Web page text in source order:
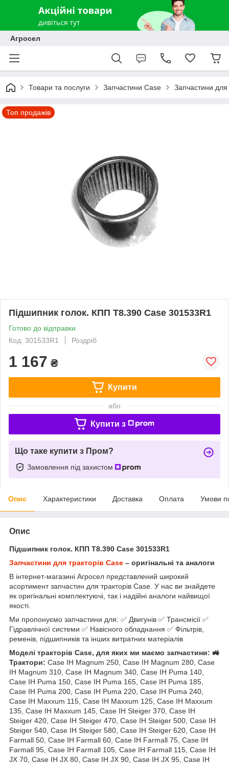
Агросел
Товари та послуги Запчастини Case Запчастини для
Топ продажів
Підшипник голок. КПП T8.390 Case 301533R1
Готово до відправки
Код: 301533R1
Роздріб
1 167 ₴
Купити
або
Купити з
Що таке купити з Пром?
Замовлення під захистом
Опис Характеристики Доставка Оплата Умови
Опис
Підшипник голок. КПП T8.390 Case 301533R1
Запчастини для тракторів Case – оригінальні та аналоги
В інтернет-магазині Агросел представлений широкий
асортимент запчастин для тракторів Case. У нас ви знайдете
як оригінальні комплектуючі, так і надійні аналоги найвищої
якості.
Ми пропонуємо запчастини для: ✅ Двигунів ✅ Трансмісії ✅
Гідравлічної системи ✅ Навісного обладнання ✅ Фільтрів,
ременів, підшипників та інших витратних матеріалів
Моделі тракторів Case, для яких ми маємо запчастини: 🚜
Трактори: Case IH Magnum 250, Case IH Magnum 280, Case
IH Magnum 310, Case IH Magnum 340, Case IH Puma 140,
Case IH Puma 150, Case IH Puma 165, Case IH Puma 185,
Case IH Puma 200, Case IH Puma 220, Case IH Puma 240,
Case IH Maxxum 115, Case IH Maxxum 125, Case IH Maxxum
135, Case IH Maxxum 145, Case IH Steiger 370, Case IH
Steiger 420, Case IH Steiger 470, Case IH Steiger 500, Case IH
Steiger 540, Case IH Steiger 580, Case IH Steiger 620, Case IH
Farmall 50, Case IH Farmall 60, Case IH Farmall 75, Case IH
Farmall 95, Case IH Farmall 105, Case IH Farmall 115, Case IH
JX 70, Case IH JX 80, Case IH JX 90, Case IH JX 95, Case IH